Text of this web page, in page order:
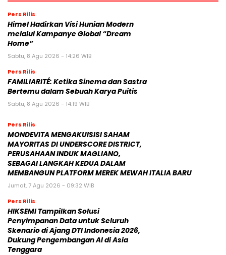
Pers Rilis
Himel Hadirkan Visi Hunian Modern
melalui Kampanye Global “Dream
Home”
Sabtu, 8 Agu 2026 - 14:26 WIB
Pers Rilis
FAMILIARITÉ: Ketika Sinema dan Sastra
Bertemu dalam Sebuah Karya Puitis
Sabtu, 8 Agu 2026 - 14:19 WIB
Pers Rilis
MONDEVITA MENGAKUISISI SAHAM
MAYORITAS DI UNDERSCORE DISTRICT,
PERUSAHAAN INDUK MAGLIANO,
SEBAGAI LANGKAH KEDUA DALAM
MEMBANGUN PLATFORM MEREK MEWAH ITALIA BARU
Jumat, 7 Agu 2026 - 09:32 WIB
Pers Rilis
HIKSEMI Tampilkan Solusi
Penyimpanan Data untuk Seluruh
Skenario di Ajang DTI Indonesia 2026,
Dukung Pengembangan AI di Asia
Tenggara